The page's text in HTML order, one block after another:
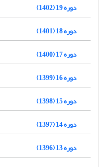
دوره 19 (1402)
دوره 18 (1401)
دوره 17 (1400)
دوره 16 (1399)
دوره 15 (1398)
دوره 14 (1397)
دوره 13 (1396)